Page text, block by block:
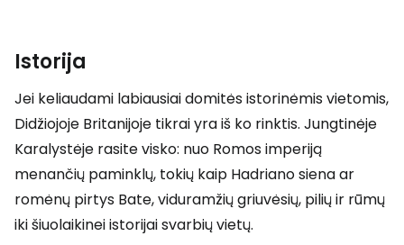
Istorija
Jei keliaudami labiausiai domitės istorinėmis vietomis,
Didžiojoje Britanijoje tikrai yra iš ko rinktis. Jungtinėje
Karalystėje rasite visko: nuo Romos imperiją
menančių paminklų, tokių kaip Hadriano siena ar
romėnų pirtys Bate, viduramžių griuvėsių, pilių ir rūmų
iki šiuolaikinei istorijai svarbių vietų.